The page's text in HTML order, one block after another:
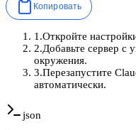
Копировать
1 .Откройте
2.Добавьте сервер с
окружения.
3.Перезапустите
автоматически.
json